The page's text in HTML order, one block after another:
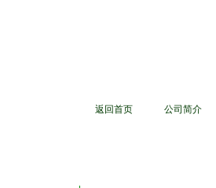
返回首页 公司简介